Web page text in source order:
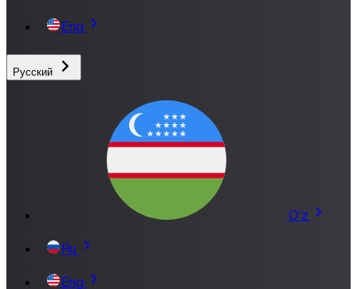
Eng
Русский
O'z
Ru
Eng